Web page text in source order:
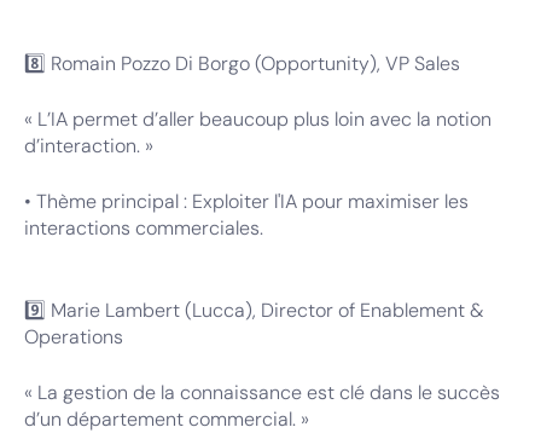
8️⃣ Romain Pozzo Di Borgo (Opportunity), VP Sales
« L’IA permet d’aller beaucoup plus loin avec la notion
d’interaction. »
• Thème principal : Exploiter l'IA pour maximiser les
interactions commerciales.
9️⃣ Marie Lambert (Lucca), Director of Enablement &
Operations
« La gestion de la connaissance est clé dans le succès
d’un département commercial. »